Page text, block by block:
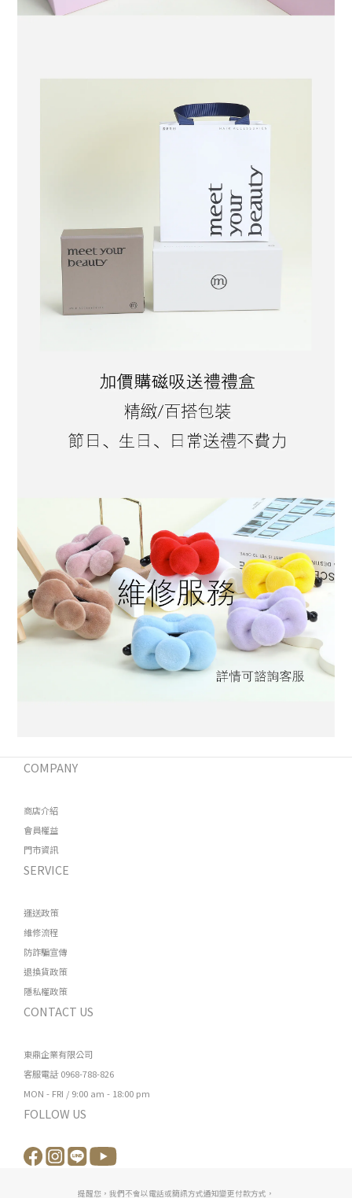
COMPANY
商店介紹
會員權益
門市資訊
SERVICE
運送政策
維修流程
防詐騙宣傳
退換貨政策
隱私權政策
CONTACT US
東鼎企業有限公司
客服電話 0968-788-826
MON - FRI / 9:00 am - 18:00 pm
FOLLOW US
提醒您，我們不會以電話或簡訊方式通知變更付款方式，